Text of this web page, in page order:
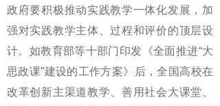
政府要积极推动实践教学一体化发展，加
强对实践教学主体、过程和评价的顶层设
计。如教育部等十部门印发《全面推进“大
思政课”建设的工作方案》后，全国高校在
改革创新主渠道教学、善用社会大课堂、